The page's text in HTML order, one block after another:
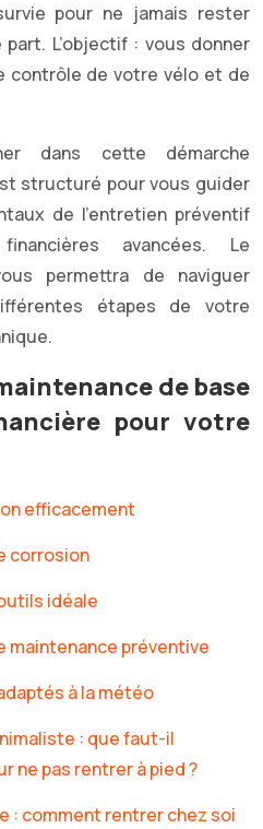
pour ne jamais rester
L’objectif : vous donner
contrôle de votre vélo et de
dans cette démarche
structuré pour vous guider
de l’entretien préventif
avancées. Le
permettra de naviguer
étapes de votre
de base
pour votre
efficacement
corrosion
idéale
maintenance préventive
à la météo
: que faut-il
ne pas rentrer à pied ?
: comment rentrer chez soi